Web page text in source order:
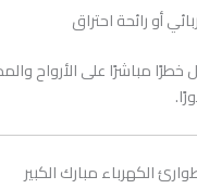
أو رائحة احتراق
مباشرًا على الأرواح
الكهرباء مبارك الكبير